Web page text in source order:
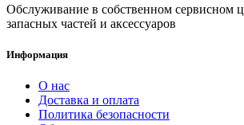
Обслуживание в собственном сервисном
запасных частей и аксессуаров
Информация
О нас
Доставка и оплата
Политика безопасности